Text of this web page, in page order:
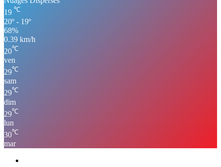
19 ℃
20º - 19º
68%
0.39 km/h
20℃
ven
29℃
sam
29℃
dim
29℃
lun
30℃
mar